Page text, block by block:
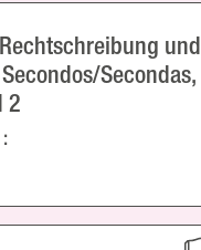
und
Secondas,
2